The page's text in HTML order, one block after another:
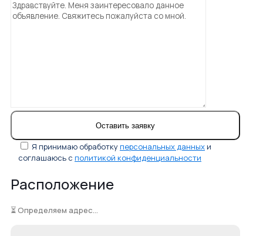
Я принимаю обработкуперсональных данных и
соглашаюсь с политикой конфиденциальности
Расположение
⏳ Определяем адрес...